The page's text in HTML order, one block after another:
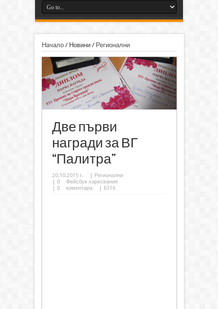
Начало/ Новини/ Регионални
Две първи
награди за ВГ
“Палитра”
20.10.2015 г.
Регионални
0
Фейсбук харесвания
0 коментара | 6316